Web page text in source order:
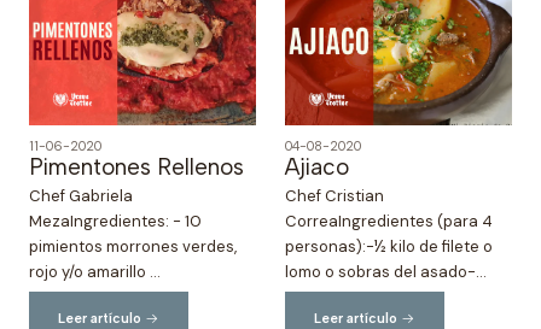
11-06-2020
Pimentones Rellenos
Chef Gabriela
MezaIngredientes: - 10
pimientos morrones verdes,
rojo y/o amarillo ...
Leer artículo
04-08-2020
Ajiaco
Chef Cristian
CorreaIngredientes (para 4
personas):⁣-½ kilo de filete o
lomo o sobras del asado⁣-...
Leer artículo